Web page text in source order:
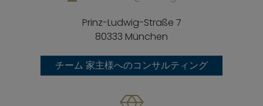
Prinz-Ludwig-Straße 7
80333 München
チーム 家主様へのコンサルティング